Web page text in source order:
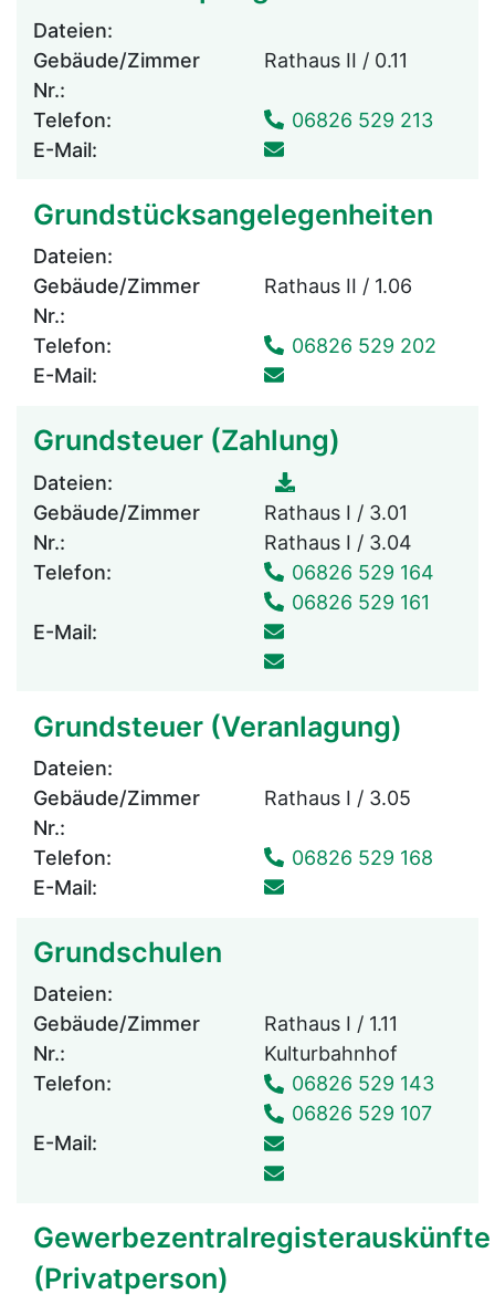
Dateien:
Gebäude/Zimmer
Nr.:
Rathaus II / 0.11
Telefon:
06826 529 213
E-Mail:
Grundstücksangelegenheiten
Dateien:
Gebäude/Zimmer
Nr.:
Rathaus II / 1.06
Telefon:
06826 529 202
E-Mail:
Grundsteuer (Zahlung)
Dateien:
Gebäude/Zimmer
Nr.:
Rathaus I / 3.01
Rathaus I / 3.04
Telefon:
06826 529 164
06826 529 161
E-Mail:
Grundsteuer (Veranlagung)
Dateien:
Gebäude/Zimmer
Nr.:
Rathaus I / 3.05
Telefon:
06826 529 168
E-Mail:
Grundschulen
Dateien:
Gebäude/Zimmer
Nr.:
Rathaus I / 1.11
Kulturbahnhof
Telefon:
06826 529 143
06826 529 107
E-Mail:
Gewerbezentralregisterauskünfte
(Privatperson)